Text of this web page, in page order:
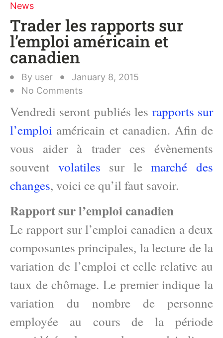
News
Trader les rapports sur
l’emploi américain et
canadien
By user
January 8, 2015
No Comments
Vendredi seront publiés les rapports sur
l’emploi américain et canadien. Afin de
vous aider à trader ces évènements
souvent volatiles sur lemarché des
changes, voici ce qu’il faut savoir.
Rapport sur l’emploi canadien
Le rapport sur l’emploi canadien a deux
composantes principales, la lecture de la
variation de l’emploi et celle relative au
taux de chômage. Le premier indique la
variation du nombre de personne
employée au cours de la période